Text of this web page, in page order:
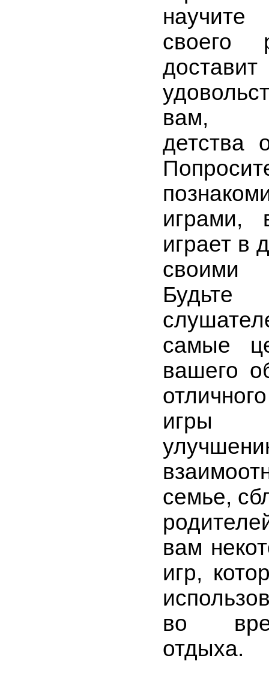
своего
вам,
детства
играми,
играет в
своими
Будьте
самые
вашего
игры
семье,
вам
игр,
во
отдыха.